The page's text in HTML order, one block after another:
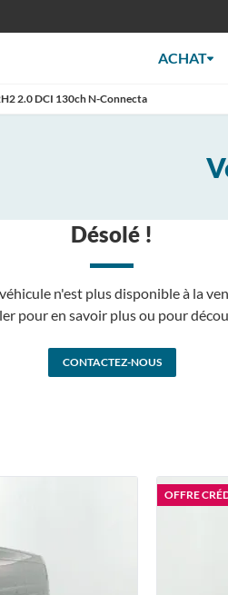
ACHAT
2.0 DCI 130ch N-Connecta
Désolé !
n'est plus disponible à la
pour en savoir plus ou pour
CONTACTEZ-NOUS
OFFRE